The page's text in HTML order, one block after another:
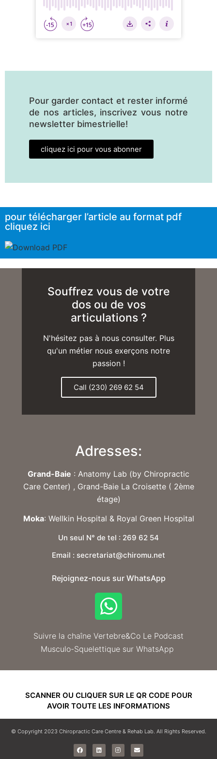
Pour garder contact et rester informé
de nos articles, inscrivez vous notre
newsletter bimestrielle!
cliquez ici pour vous abonner
pour télécharger l’article au format pdf
cliquez ici
Souffrez vous de votre
dos ou de vos
articulations ?
N'hésitez pas à nous consulter. Plus
qu'un métier nous exerçons notre
passion !
Call (230) 269 62 54
Adresses:
Grand-Baie : Anatomy Lab (by Chiropractic
Care Center) , Grand-Baie La Croisette ( 2ème
étage)
Moka: Wellkin Hospital & Royal Green Hospital
Un seul N° de tel : 269 62 54
Email : secretariat@chiromu.net
Rejoignez-nous sur WhatsApp
Suivre la chaîne Vertebre&Co Le Podcast
Musculo-Squelettique sur WhatsApp
SCANNER OU CLIQUER SUR LE QR CODE POUR
AVOIR TOUTE LES INFORMATIONS
© Copyright 2023 Chiropractic Care Centre & Rehab Lab. All Rights Reserved.